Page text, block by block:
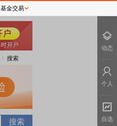
搜索
基金交易
动态
个人
自选